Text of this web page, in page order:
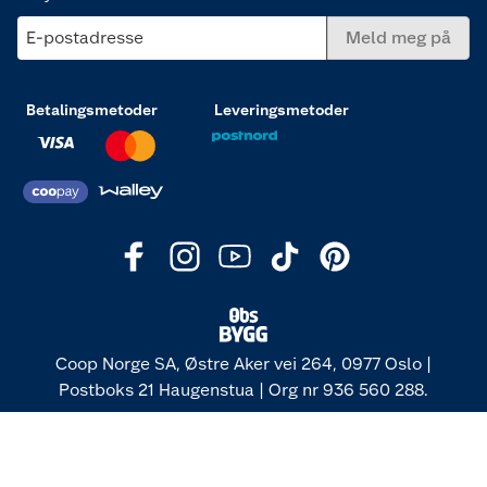
E-postadresse Meld meg på
Betalingsmetoder Leveringsmetoder
Coop Norge SA, Østre Aker vei 264, 0977 Oslo |
Postboks 21 Haugenstua | Org nr 936 560 288.